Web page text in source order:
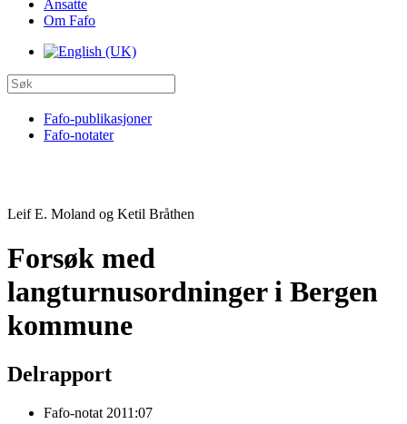
Ansatte
Om Fafo
Fafo-publikasjoner
Fafo-notater
Leif E. Moland og Ketil Bråthen
Forsøk med
langturnusordninger i Bergen
kommune
Delrapport
Fafo-notat 2011:07